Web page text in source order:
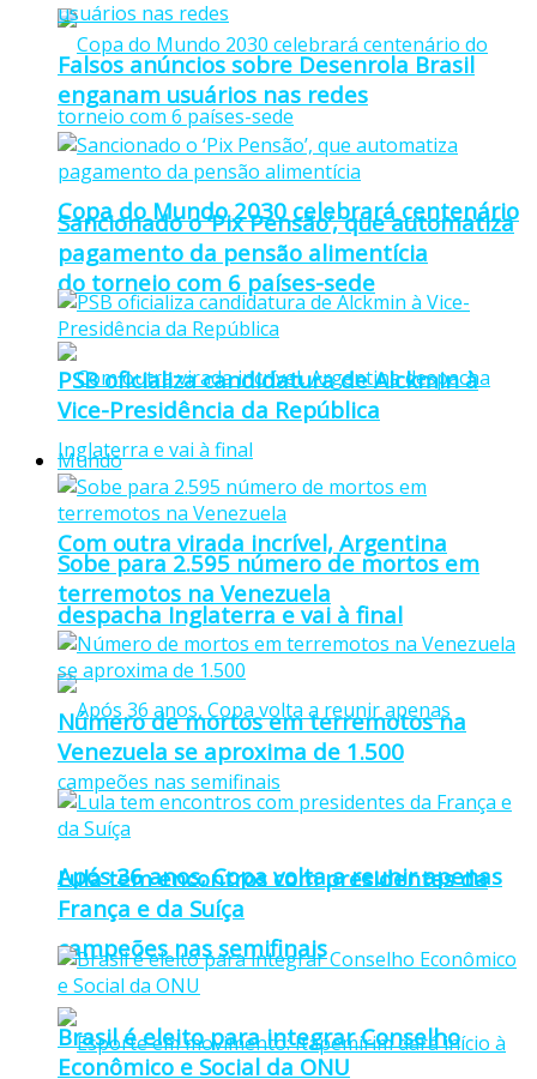
Copa do Mundo 2030 celebrará centenário
do torneio com 6 países-sede
Com outra virada incrível, Argentina
despacha Inglaterra e vai à final
Após 36 anos, Copa volta a reunir apenas
campeões nas semifinais
Falsos anúncios sobre Desenrola Brasil
enganam usuários nas redes
Sancionado o ‘Pix Pensão’, que automatiza
pagamento da pensão alimentícia
PSB oficializa candidatura de Alckmin à
Vice-Presidência da República
Mundo
Sobe para 2.595 número de mortos em
terremotos na Venezuela
Número de mortos em terremotos na
Venezuela se aproxima de 1.500
Lula tem encontros com presidentes da
França e da Suíça
Brasil é eleito para integrar Conselho
Econômico e Social da ONU